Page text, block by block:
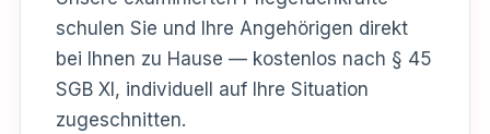
schulen Sie und Ihre Angehörigen direkt
bei Ihnen zu Hause — kostenlos nach § 45
SGB XI, individuell auf Ihre Situation
zugeschnitten.